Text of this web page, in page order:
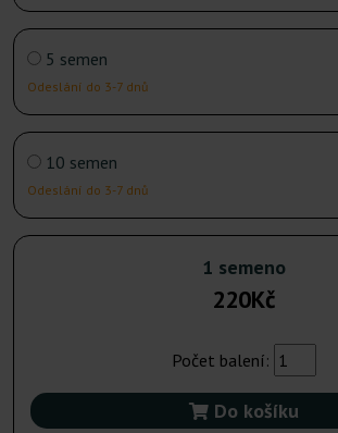
5 semen
Odeslání do 3-7 dnů
10 semen
Odeslání do 3-7 dnů
1 semeno
220Kč
Počet balení:
Do košíku